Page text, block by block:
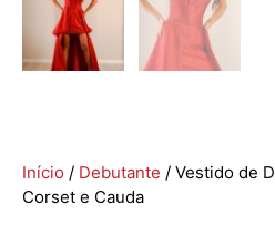
Início / Debutante / Vestido de
Corset e Cauda